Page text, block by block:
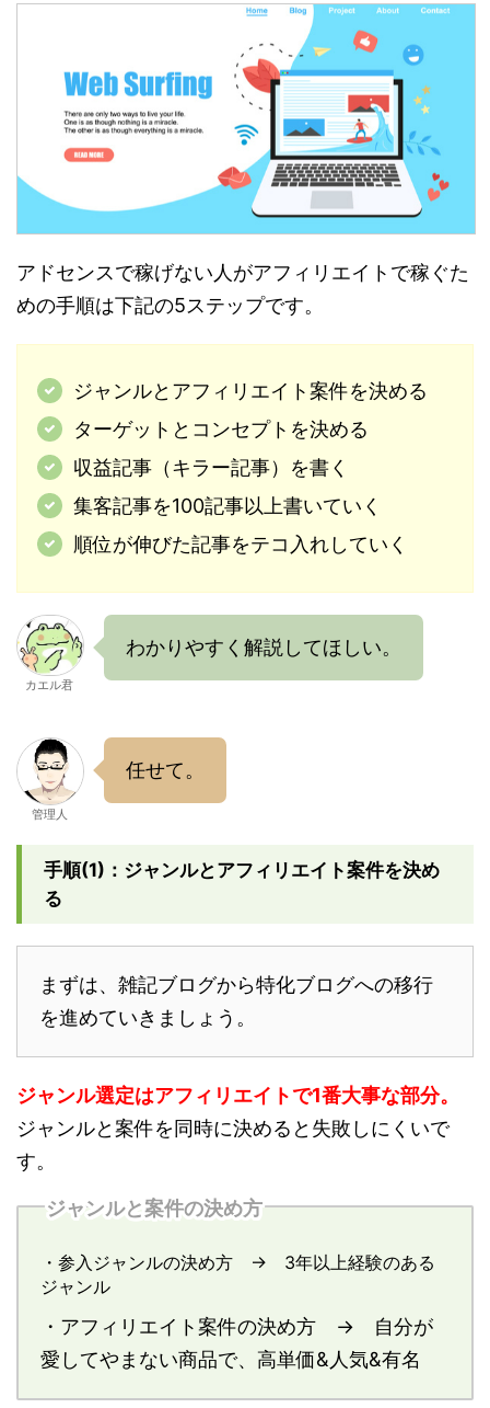
アドセンスで稼げない人がアフィリエイトで稼ぐた
めの手順は下記の5ステップです。
ジャンルとアフィリエイト案件を決める
ターゲットとコンセプトを決める
収益記事（キラー記事）を書く
集客記事を100記事以上書いていく
順位が伸びた記事をテコ入れしていく
カエル君
わかりやすく解説してほしい。
管理人
任せて。
手順(1)：ジャンルとアフィリエイト案件を決め
る
まずは、雑記ブログから特化ブログへの移行
を進めていきましょう。
ジャンル選定はアフィリエイトで1番大事な部分。
ジャンルと案件を同時に決めると失敗しにくいで
す。
ジャンルと案件の決め方
・参入ジャンルの決め方 → 3年以上経験のある
ジャンル
・アフィリエイト案件の決め方 → 自分が
愛してやまない商品で、高単価&人気&有名